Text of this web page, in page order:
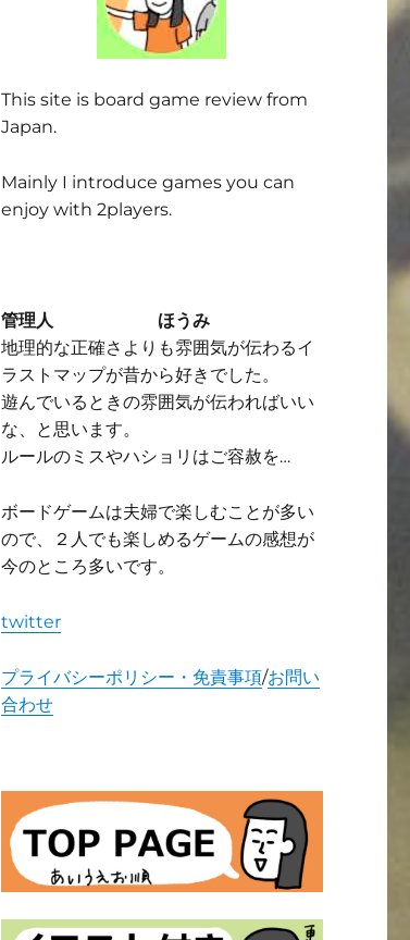
This site is board game review from
Japan.
Mainly I introduce games you can
enjoy with 2players.
管理人 ほうみ
地理的な正確さよりも雰囲気が伝わるイ
ラストマップが昔から好きでした。
遊んでいるときの雰囲気が伝わればいい
な、と思います。
ルールのミスやハショリはご容赦を…
ボードゲームは夫婦で楽しむことが多い
ので、２人でも楽しめるゲームの感想が
今のところ多いです。
twitter
プライバシーポリシー・免責事項/お問い
合わせ